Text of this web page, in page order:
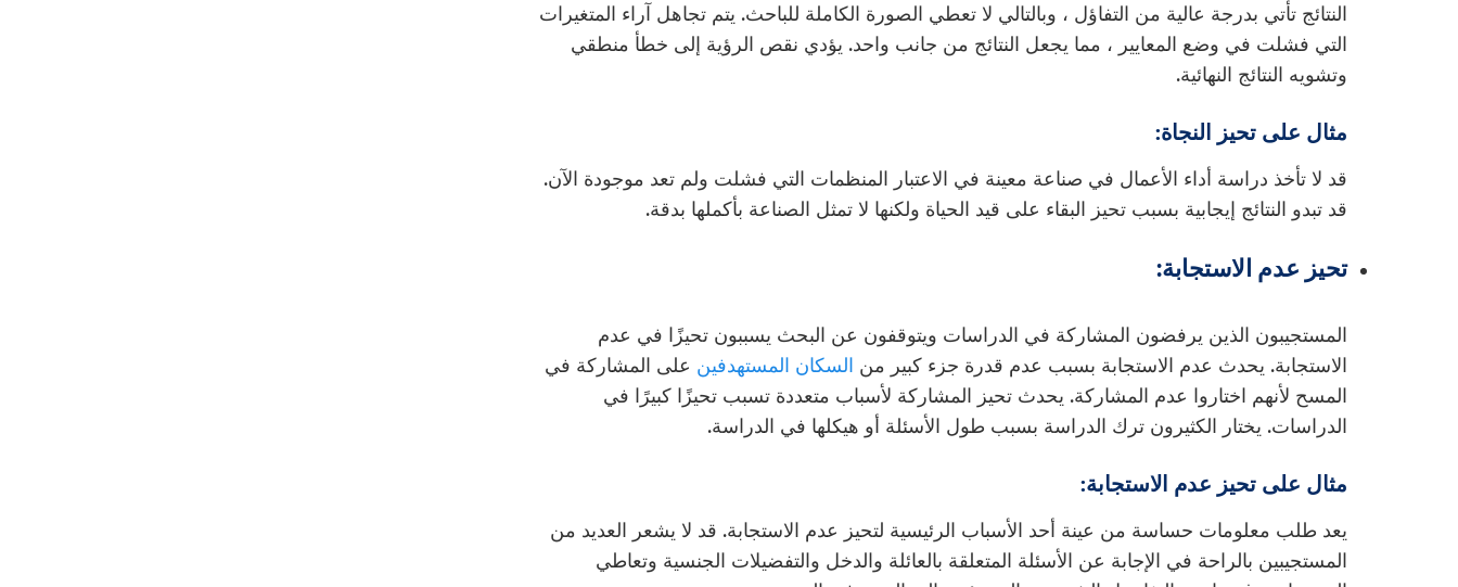
النتائج تأتي بدرجة عالية من التفاؤل ، وبالتالي لا تعطي الصورة الكاملة للباحث. يتم تجاهل آراء المتغيرات
التي فشلت في وضع المعايير ، مما يجعل النتائج من جانب واحد. يؤدي نقص الرؤية إلى خطأ منطقي
وتشويه النتائج النهائية.
مثال على تحيز النجاة:
قد لا تأخذ دراسة أداء الأعمال في صناعة معينة في الاعتبار المنظمات التي فشلت ولم تعد موجودة الآن.
قد تبدو النتائج إيجابية بسبب تحيز البقاء على قيد الحياة ولكنها لا تمثل الصناعة بأكملها بدقة.
تحيز عدم الاستجابة:
المستجيبون الذين يرفضون المشاركة في الدراسات ويتوقفون عن البحث يسببون تحيزًا في عدم
الاستجابة. يحدث عدم الاستجابة بسبب عدم قدرة جزء كبير من السكان المستهدفين على المشاركة في
المسح لأنهم اختاروا عدم المشاركة. يحدث تحيز المشاركة لأسباب متعددة تسبب تحيزًا كبيرًا في
الدراسات. يختار الكثيرون ترك الدراسة بسبب طول الأسئلة أو هيكلها في الدراسة.
مثال على تحيز عدم الاستجابة:
يعد طلب معلومات حساسة من عينة أحد الأسباب الرئيسية لتحيز عدم الاستجابة. قد لا يشعر العديد من
المستجيبين بالراحة في الإجابة عن الأسئلة المتعلقة بالعائلة والدخل والتفضيلات الجنسية وتعاطي